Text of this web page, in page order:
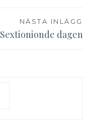
NÄSTA INLÄGG
Sextionionde dagen